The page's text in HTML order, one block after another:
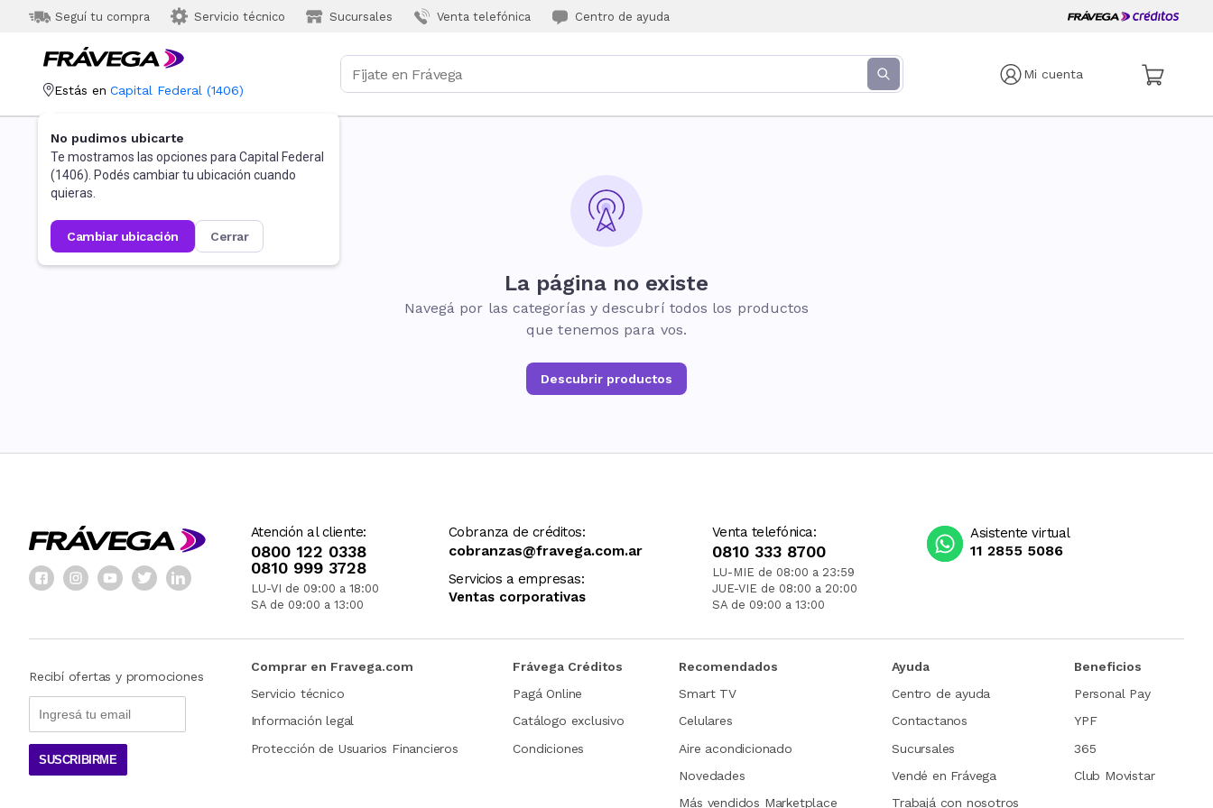
Seguí tu compra Servicio técnico Sucursales Venta telefónica Centro de ayuda
Mi cuenta
Estás en Capital Federal (1406)
No pudimos ubicarte
Te mostramos las opciones para Capital Federal
(1406). Podés cambiar tu ubicación cuando
quieras.
cambiar ubicación cerrar
La página no existe
Navegá por las categorías y descubrí todos los productos
que tenemos para vos.
Descubrir productos
Atención al cliente:
0800 122 0338
0810 999 3728
LU-VI de 09:00 a 18:00
SA de 09:00 a 13:00
Cobranza de créditos:
cobranzas@fravega.com.ar
Servicios a empresas:
Ventas corporativas
Venta telefónica:
0810 333 8700
LU-MIE de 08:00 a 23:59
JUE-VIE de 08:00 a 20:00
SA de 09:00 a 13:00
Asistente virtual
11 2855 5086
Recibí ofertas y promociones
SUSCRIBIRME
Comprar en Fravega.com
Servicio técnico
Información legal
Protección de Usuarios Financieros
Frávega Créditos
Pagá Online
Catálogo exclusivo
Condiciones
Recomendados
Smart TV
Celulares
Aire acondicionado
Novedades
Más vendidos Marketplace
Ayuda
Centro de ayuda
Contactanos
Sucursales
Vendé en Frávega
Trabajá con nosotros
Beneficios
Personal Pay
YPF
365
Club Movistar